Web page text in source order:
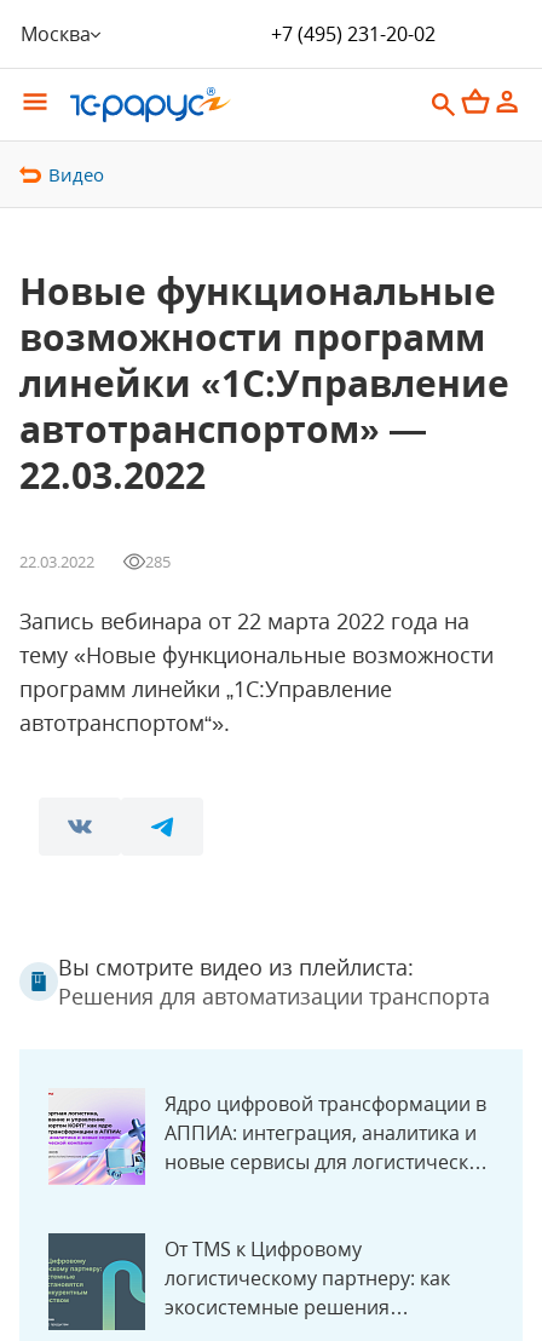
Москва +7 (495) 231-20-02
Видео
Новые функциональные
возможности программ
линейки «1С:Управление
автотранспортом» —
22.03.2022
22.03.2022 285
Запись вебинара от 22 марта 2022 года на
тему «Новые функциональные возможности
программ линейки „1С:Управление
автотранспортом“».
Вы смотрите видео из плейлиста:
Решения для автоматизации транспорта
Ядро цифровой трансформации в
АППИА: интеграция, аналитика и
новые сервисы для логистической
От TMS к Цифровому
логистическому партнеру: как
экосистемные решения